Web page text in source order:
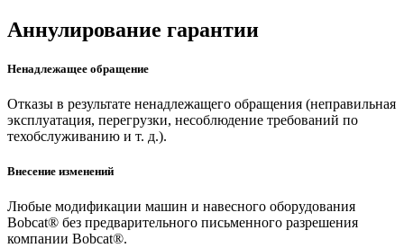
Аннулирование гарантии
Ненадлежащее обращение
Отказы в результате ненадлежащего обращения (неправильная
эксплуатация, перегрузки, несоблюдение требований по
техобслуживанию и т. д.).
Внесение изменений
Любые модификации машин и навесного оборудования
Bobcat® без предварительного письменного разрешения
компании Bobcat®.